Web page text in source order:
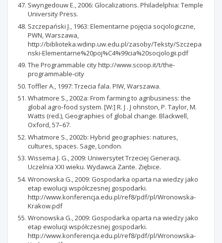
Swyngedouw E., 2006: Glocalizations. Philadelphia: Temple
University Press.
Szczepański J., 1963: Elementarne pojęcia socjologiczne,
PWN, Warszawa,
http://biblioteka.wdinp.uw.edu.pl/zasoby/Teksty/Szczepa
nski-Elementarne%20poj%C4%99cia%20socjologii.pdf
The Programmable city http://www.scoop.it/t/the-
programmable-city
Toffler A., 1997: Trzecia fala. PIW, Warszawa.
Whatmore S., 2002a: From farming to agribusiness: the
global agro-food system. [W:] R. J . J ohnston, P. Taylor, M.
Watts (red.), Geographies of global change. Blackwell,
Oxford, 57–67.
Whatmore S., 2002b: Hybrid geographies: natures,
cultures, spaces. Sage, London.
Wissema J. G., 2009: Uniwersytet Trzeciej Generacji.
Uczelnia XXI wieku. Wydawca Zante. Ziębice.
Wronowska G., 2009: Gospodarka oparta na wiedzy jako
etap ewolucji współczesnej gospodarki.
http://www.konferencja.edu.pl/ref8/pdf/pl/Wronowska-
Krakow.pdf
Wronowska G., 2009: Gospodarka oparta na wiedzy jako
etap ewolucji współczesnej gospodarki.
http://www.konferencja.edu.pl/ref8/pdf/pl/Wronowska-